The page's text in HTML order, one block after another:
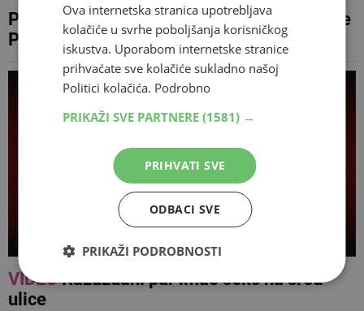
Političar Agan Bunić smijenjen nakon afere
Porhub
VIDEORazuzdani par imao seks na sred
ulice
Ova internetska stranica upotrebljava
kolačiće u svrhe poboljšanja korisničkog
iskustva. Uporabom internetske stranice
prihvaćate sve kolačiće sukladno našoj
Politici kolačića. Podrobno
PRIKAŽI SVE PARTNERE (1581) →
PRIHVATI SVE
ODBACI SVE
PRIKAŽI PODROBNOSTI